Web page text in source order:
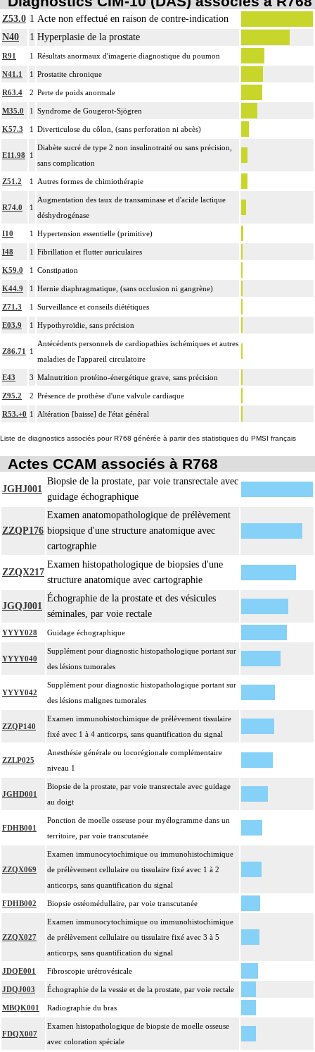
Z53.0 1 Acte non effectué en raison de contre-indication
N40
1 Hyperplasie de la prostate
R91 1 Résultats anormaux d'imagerie diagnostique du poumon
N41.1 1 Prostatite chronique
R63.4 2 Perte de poids anormale
M35.0 1 Syndrome de Gougerot-Sjögren
K57.3 1 Diverticulose du côlon, (sans perforation ni abcès)
E11.98 1
Diabète sucré de type 2 non insulinotraité ou sans précision,
sans complication
Z51.2 1 Autres formes de chimiothérapie
R74.0 1
Augmentation des taux de transaminase et d'acide lactique
déshydrogénase
I10 1 Hypertension essentielle (primitive)
I48 1 Fibrillation et flutter auriculaires
K59.0 1 Constipation
K44.9 1 Hernie diaphragmatique, (sans occlusion ni gangrène)
Z71.3 1 Surveillance et conseils diététiques
E03.9 1 Hypothyroïdie, sans précision
Z86.71 1
Antécédents personnels de cardiopathies ischémiques et autres
maladies de l'appareil circulatoire
E43 3 Malnutrition protéino-énergétique grave, sans précision
Z95.2 2 Présence de prothèse d'une valvule cardiaque
R53.+0 1 Altération [baisse] de l'état général
Liste de diagnostics associés pour R768 générée à partir des statistiques du PMSI français
Actes CCAM associés à R768
JGHJ001
Biopsie de la prostate, par voie transrectale avec
guidage échographique
ZZQP176
Examen anatomopathologique de prélèvement
biopsique d'une structure anatomique avec
cartographie
ZZQX217
Examen histopathologique de biopsies d'une
structure anatomique avec cartographie
JGQJ001
Échographie de la prostate et des vésicules
séminales, par voie rectale
YYYY028 Guidage échographique
YYYY040
Supplément pour diagnostic histopathologique portant sur
des lésions tumorales
YYYY042
Supplément pour diagnostic histopathologique portant sur
des lésions malignes tumorales
ZZQP140
Examen immunohistochimique de prélèvement tissulaire
fixé avec 1 à 4 anticorps, sans quantification du signal
ZZLP025
Anesthésie générale ou locorégionale complémentaire
niveau 1
JGHD001
Biopsie de la prostate, par voie transrectale avec guidage
au doigt
FDHB001
Ponction de moelle osseuse pour myélogramme dans un
territoire, par voie transcutanée
ZZQX069
Examen immunocytochimique ou immunohistochimique
de prélèvement cellulaire ou tissulaire fixé avec 1 à 2
anticorps, sans quantification du signal
FDHB002 Biopsie ostéomédullaire, par voie transcutanée
ZZQX027
Examen immunocytochimique ou immunohistochimique
de prélèvement cellulaire ou tissulaire fixé avec 3 à 5
anticorps, sans quantification du signal
JDQE001 Fibroscopie urétrovésicale
JDQJ003 Échographie de la vessie et de la prostate, par voie rectale
MBQK001 Radiographie du bras
FDQX007
Examen histopathologique de biopsie de moelle osseuse
avec coloration spéciale